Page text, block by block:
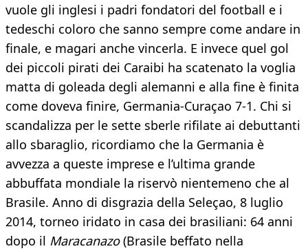
vuole gli inglesi i padri fondatori del football e i
tedeschi coloro che sanno sempre come andare in
finale, e magari anche vincerla. E invece quel gol
dei piccoli pirati dei Caraibi ha scatenato la voglia
matta di goleada degli alemanni e alla fine è finita
come doveva finire, Germania-Curaçao 7-1. Chi si
scandalizza per le sette sberle rifilate ai debuttanti
allo sbaraglio, ricordiamo che la Germania è
avvezza a queste imprese e l’ultima grande
abbuffata mondiale la riservò nientemeno che al
Brasile. Anno di disgrazia della Seleçao, 8 luglio
2014, torneo iridato in casa dei brasiliani: 64 anni
dopo il Maracanazo(Brasile beffato nella